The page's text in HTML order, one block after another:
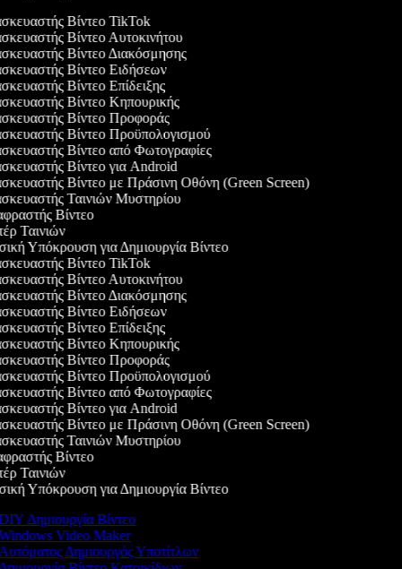
Βίντεο TikTok
Βίντεο Αυτοκινήτου
Βίντεο Διακόσμησης
Βίντεο Ειδήσεων
Βίντεο Επίδειξης
Βίντεο Κηπουρικής
Βίντεο Προφοράς
Βίντεο Προϋπολογισμού
Βίντεο από Φωτογραφίες
Βίντεο για Android
Βίντεο με Πράσινη Οθόνη (Green Screen)
Ταινιών Μυστηρίου
Βίντεο
Ταινιών
Υπόκρουση για Δημιουργία Βίντεο
Βίντεο TikTok
Βίντεο Αυτοκινήτου
Βίντεο Διακόσμησης
Βίντεο Ειδήσεων
Βίντεο Επίδειξης
Βίντεο Κηπουρικής
Βίντεο Προφοράς
Βίντεο Προϋπολογισμού
Βίντεο από Φωτογραφίες
Βίντεο για Android
Βίντεο με Πράσινη Οθόνη (Green Screen)
Ταινιών Μυστηρίου
Βίντεο
Ταινιών
Υπόκρουση για Δημιουργία Βίντεο
Δημιουργία Βίντεο
Video Maker
Δημιουργός Υποτίτλων